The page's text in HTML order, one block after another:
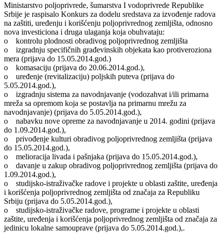
Ministarstvo poljoprivrede, šumarstva I vodoprivrede Republike
Srbije je raspisalo Konkurs za dodelu sredstava za izvođenje radova
na zaštiti, uređenju i korišćenju poljoprivrednog zemljišta, odnosno
nova investiciona i druga ulaganja koja obuhvataju:
o kontrolu plodnosti obradivog poljoprivrednog zemljišta
o izgradnju specifičnih građevinskih objekata kao protiveroziona
mera (prijava do 15.05.2014.god.)
o komasaciju (prijava do 20.06.2014.god.),
o uređenje (revitalizaciju) poljskih puteva (prijava do
5.05.2014.god.),
o izgradnju sistema za navodnjavanje (vodozahvat i/ili primarna
mreža sa opremom koja se postavlja na primarnu mrežu za
navodnjavanje) (prijava do 5.05.2014.god.),
o nabavku nove opreme za navodnjavanje u 2014. godini (prijava
do 1.09.2014.god.),
o privođenje kulturi obradivog poljoprivrednog zemljišta (prijava
do 15.05.2014.god.),
o melioracija livada i pašnjaka (prijava do 15.05.2014.god.),
o davanje u zakup obradivog poljoprivrednog zemljišta (prijava do
1.09.2014.god.),
o studijsko-istraživačke radove i projekte u oblasti zaštite, uređenja
i korišćenja poljoprivrednog zemljišta od značaja za Republiku
Srbiju (prijava do 5.05.2014.god.),
o studijsko-istraživačke radove, programe i projekte u oblasti
zaštite, uređenja i korišćenja poljoprivrednog zemljišta od značaja za
jedinicu lokalne samouprave (prijava do 5.05.2014.god.),.